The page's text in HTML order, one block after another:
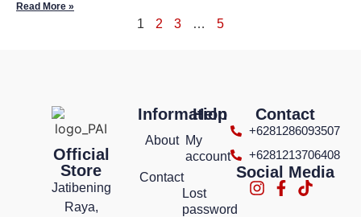
Read More »
1 2 3 … 5
Official
Store
Jatibening
Raya,
Information
About
Contact
Help
My
account
Lost
password
Contact
+6281286093507
+6281213706408
Social Media